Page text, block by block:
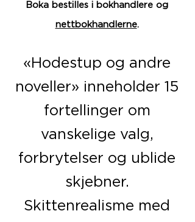
Boka bestilles i bokhandlere og
nettbokhandlerne.
«Hodestup og andre
noveller» inneholder 15
fortellinger om
vanskelige valg,
forbrytelser og ublide
skjebner.
Skittenrealisme med